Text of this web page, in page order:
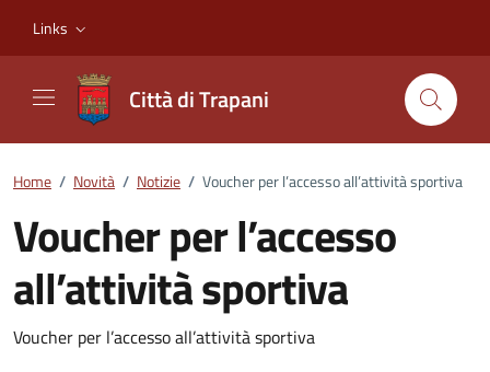
Links
Città di Trapani
Home / Novità / Notizie / Voucher per l’accesso all’attività sportiva
Voucher per l’accesso
all’attività sportiva
Dettagli della notizia
Voucher per l’accesso all’attività sportiva